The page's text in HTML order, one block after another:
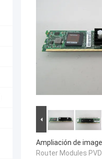
Ampliación de
Router Modules